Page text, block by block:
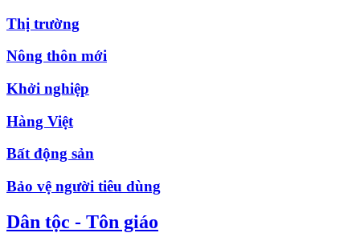
Thị trường
Nông thôn mới
Khởi nghiệp
Hàng Việt
Bất động sản
Bảo vệ người tiêu dùng
Dân tộc - Tôn giáo